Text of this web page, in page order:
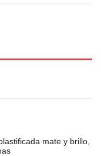
mate y brillo,